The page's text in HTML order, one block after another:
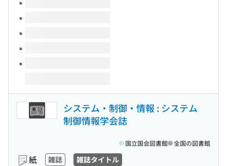
システム・制御・情報 : システム
制御情報学会誌
紙 雑誌 雑誌タイトル
国立国会図書館 全国の図書館